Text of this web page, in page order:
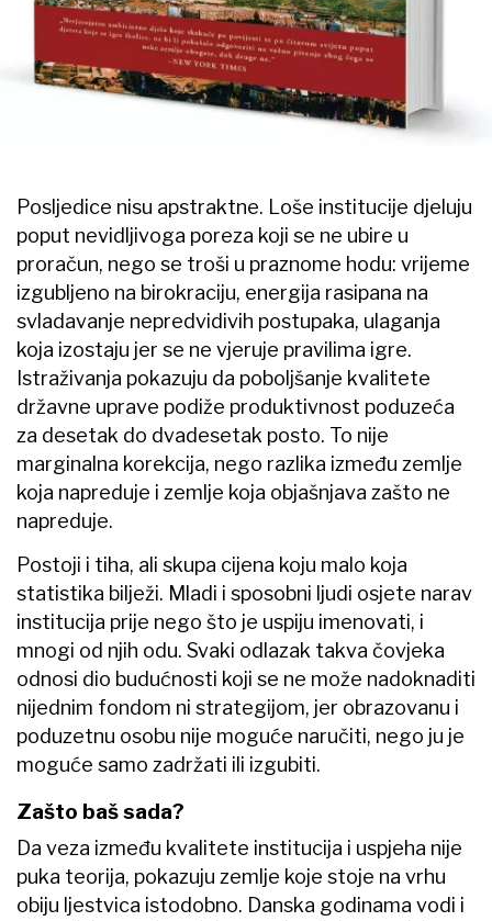
Posljedice nisu apstraktne. Loše institucije djeluju
poput nevidljivoga poreza koji se ne ubire u
proračun, nego se troši u praznome hodu: vrijeme
izgubljeno na birokraciju, energija rasipana na
svladavanje nepredvidivih postupaka, ulaganja
koja izostaju jer se ne vjeruje pravilima igre.
Istraživanja pokazuju da poboljšanje kvalitete
državne uprave podiže produktivnost poduzeća
za desetak do dvadesetak posto. To nije
marginalna korekcija, nego razlika između zemlje
koja napreduje i zemlje koja objašnjava zašto ne
napreduje.
Postoji i tiha, ali skupa cijena koju malo koja
statistika bilježi. Mladi i sposobni ljudi osjete narav
institucija prije nego što je uspiju imenovati, i
mnogi od njih odu. Svaki odlazak takva čovjeka
odnosi dio budućnosti koji se ne može nadoknaditi
nijednim fondom ni strategijom, jer obrazovanu i
poduzetnu osobu nije moguće naručiti, nego ju je
moguće samo zadržati ili izgubiti.
Zašto baš sada?
Da veza između kvalitete institucija i uspjeha nije
puka teorija, pokazuju zemlje koje stoje na vrhu
obiju ljestvica istodobno. Danska godinama vodi i